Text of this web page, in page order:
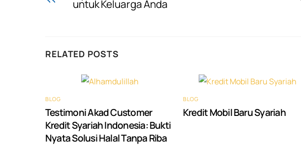
untuk Keluarga Anda
RELATED POSTS
BLOG
Testimoni Akad Customer
Kredit Syariah Indonesia: Bukti
Nyata Solusi Halal Tanpa Riba
BLOG
Kredit Mobil Baru Syariah